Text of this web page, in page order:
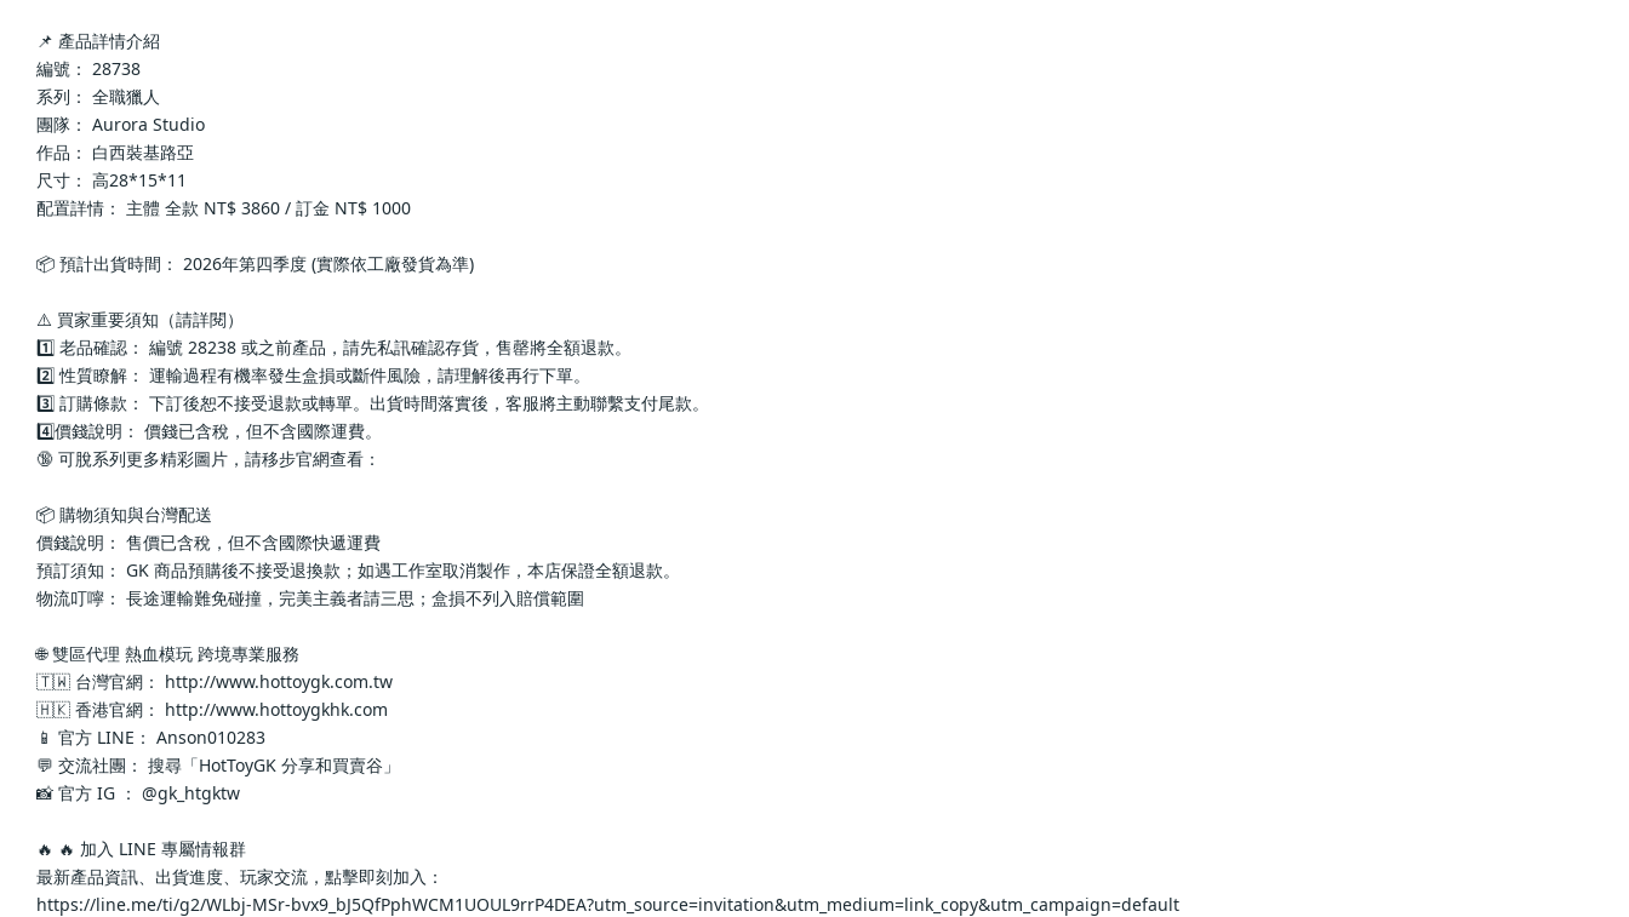
📌 產品詳情介紹
編號： 28738
系列： 全職獵人
團隊： Aurora Studio
作品： 白西裝基路亞
尺寸： 高28*15*11
配置詳情： 主體 全款 NT$ 3860 / 訂金 NT$ 1000
📦 預計出貨時間： 2026年第四季度 (實際依工廠發貨為準)
⚠️ 買家重要須知（請詳閱）
1️⃣ 老品確認： 編號 28238 或之前產品，請先私訊確認存貨，售罄將全額退款。
2️⃣ 性質瞭解： 運輸過程有機率發生盒損或斷件風險，請理解後再行下單。
3️⃣ 訂購條款： 下訂後恕不接受退款或轉單。出貨時間落實後，客服將主動聯繫支付尾款。
4️⃣價錢說明： 價錢已含稅，但不含國際運費。
🔞 可脫系列更多精彩圖片，請移步官網查看：
📦 購物須知與台灣配送
價錢說明： 售價已含稅，但不含國際快遞運費
預訂須知： GK 商品預購後不接受退換款；如遇工作室取消製作，本店保證全額退款。
物流叮嚀： 長途運輸難免碰撞，完美主義者請三思；盒損不列入賠償範圍
🌐 雙區代理 熱血模玩 跨境專業服務
🇹🇼 台灣官網： http://www.hottoygk.com.tw
🇭🇰 香港官網： http://www.hottoygkhk.com
📱 官方 LINE： Anson010283
💬 交流社團： 搜尋「HotToyGK 分享和買賣谷」
📸 官方 IG ： @gk_htgktw
🔥 🔥 加入 LINE 專屬情報群
最新產品資訊、出貨進度、玩家交流，點擊即刻加入：
https://line.me/ti/g2/WLbj-MSr-bvx9_bJ5QfPphWCM1UOUL9rrP4DEA?utm_source=invitation&utm_medium=link_copy&utm_campaign=default